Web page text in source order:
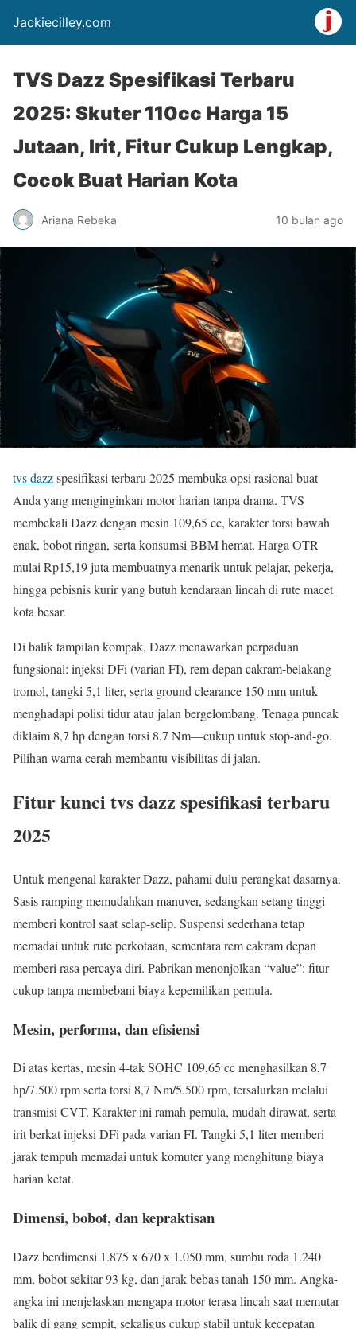
Jackiecilley.com
TVS Dazz Spesifikasi Terbaru
2025: Skuter 110cc Harga 15
Jutaan, Irit, Fitur Cukup Lengkap,
Cocok Buat Harian Kota
Ariana Rebeka 10 bulan ago
tvs dazzspesifikasi terbaru 2025 membuka opsi rasional buat
Anda yang menginginkan motor harian tanpa drama. TVS
membekali Dazz dengan mesin 109,65 cc, karakter torsi bawah
enak, bobot ringan, serta konsumsi BBM hemat. Harga OTR
mulai Rp15,19 juta membuatnya menarik untuk pelajar, pekerja,
hingga pebisnis kurir yang butuh kendaraan lincah di rute macet
kota besar.
Di balik tampilan kompak, Dazz menawarkan perpaduan
fungsional: injeksi DFi (varian FI), rem depan cakram-belakang
tromol, tangki 5,1 liter, serta ground clearance 150 mm untuk
menghadapi polisi tidur atau jalan bergelombang. Tenaga puncak
diklaim 8,7 hp dengan torsi 8,7 Nm—cukup untuk stop-and-go.
Pilihan warna cerah membantu visibilitas di jalan.
Fitur kunci tvs dazz spesifikasi terbaru
2025
Untuk mengenal karakter Dazz, pahami dulu perangkat dasarnya.
Sasis ramping memudahkan manuver, sedangkan setang tinggi
memberi kontrol saat selap-selip. Suspensi sederhana tetap
memadai untuk rute perkotaan, sementara rem cakram depan
memberi rasa percaya diri. Pabrikan menonjolkan “value”: fitur
cukup tanpa membebani biaya kepemilikan pemula.
Mesin, performa, dan efisiensi
Di atas kertas, mesin 4-tak SOHC 109,65 cc menghasilkan 8,7
hp/7.500 rpm serta torsi 8,7 Nm/5.500 rpm, tersalurkan melalui
transmisi CVT. Karakter ini ramah pemula, mudah dirawat, serta
irit berkat injeksi DFi pada varian FI. Tangki 5,1 liter memberi
jarak tempuh memadai untuk komuter yang menghitung biaya
harian ketat.
Dimensi, bobot, dan kepraktisan
Dazz berdimensi 1.875 x 670 x 1.050 mm, sumbu roda 1.240
mm, bobot sekitar 93 kg, dan jarak bebas tanah 150 mm. Angka-
angka ini menjelaskan mengapa motor terasa lincah saat memutar
balik di gang sempit, sekaligus cukup stabil untuk kecepatan